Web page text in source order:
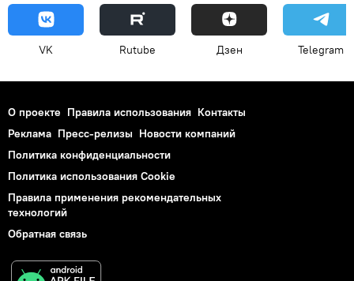
VK Rutube Дзен Telegram
О проекте Правила использования Контакты
Реклама Пресс-релизы Новости компаний
Политика конфиденциальности
Политика использования Cookie
Правила применения рекомендательных
технологий
Обратная связь